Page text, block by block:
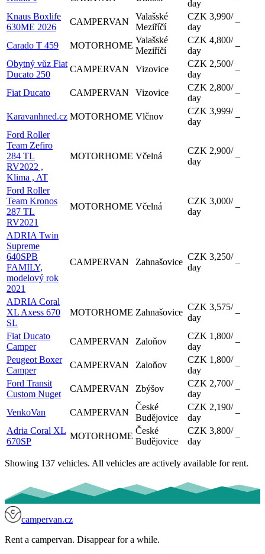
day
Knaus Boxlife
630ME 2026
CAMPERVAN
Valašské
Meziříčí
CZK 3,990/
day
–
Carado T 459 MOTORHOME
Valašské
Meziříčí
CZK 4,800/
day
–
Obytný vůz Fiat
Ducato 250
CAMPERVAN Vizovice
CZK 2,500/
day
–
Fiat Ducato CAMPERVAN Vizovice
CZK 2,800/
day
–
Karavanhned.cz MOTORHOME Vlčnov
CZK 3,999/
day
–
Ford Roller
Team Zefiro
284 TL
RV2022 ,
Klima , AT
MOTORHOME Včelná
CZK 2,900/
day
–
Ford Roller
Team Kronos
287 TL
RV2021
MOTORHOME Včelná
CZK 3,000/
day
–
ADRIA Twin
Supreme
640SPB
FAMILY,
modelový rok
2021
CAMPERVAN Zahnašovice
CZK 3,250/
day
–
ADRIA Coral
XL Axess 670
SL
MOTORHOME Zahnašovice
CZK 3,575/
day
–
Fiat Ducato
Camper
CAMPERVAN Zaloňov
CZK 1,800/
day
–
Peugeot Boxer
Camper
CAMPERVAN Zaloňov
CZK 1,800/
day
–
Ford Transit
Custom Nuget
CAMPERVAN Zbýšov
CZK 2,700/
day
–
VenkoVan CAMPERVAN
České
Budějovice
CZK 2,190/
day
–
Adria Coral XL
670SP
MOTORHOME
České
Budějovice
CZK 3,800/
day
–
Showing 137 vehicles. All vehicles are actively available for rent.
campervan.cz
Rent a campervan. Disappear for a while.